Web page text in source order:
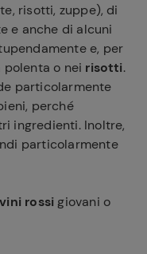
risotti, zuppe), di
e anche di alcuni
e, per
o nei risotti.
particolarmente
perché
ingredienti. Inoltre,
particolarmente
vini rossigiovani o